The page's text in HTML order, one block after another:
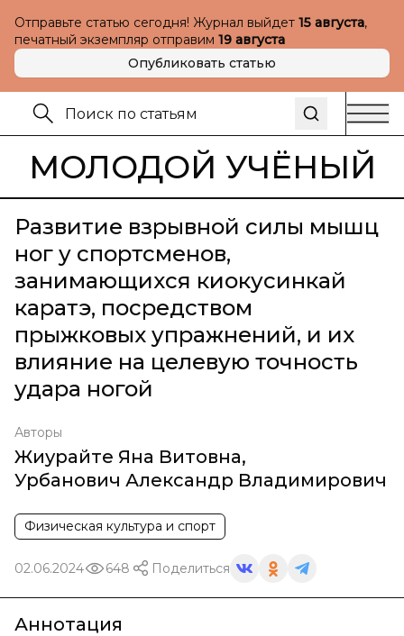
Отправьте статью сегодня! Журнал выйдет 15 августа,
печатный экземпляр отправим 19 августа
Опубликовать статью
МОЛОДОЙ УЧЁНЫЙ
Развитие взрывной силы мышц
ног у спортсменов,
занимающихся киокусинкай
каратэ, посредством
прыжковых упражнений, и их
влияние на целевую точность
удара ногой
Авторы
Жиурайте Яна Витовна,
Урбанович Александр Владимирович
Физическая культура и спорт
02.06.2024 648 Поделиться
Аннотация